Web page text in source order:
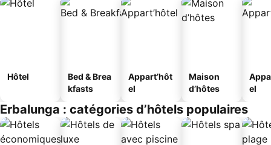
Hôtel
Bed & Brea
kfasts
Appart’hôt
el
Maison
d’hôtes
el
Erbalunga : catégories d’hôtels populaires